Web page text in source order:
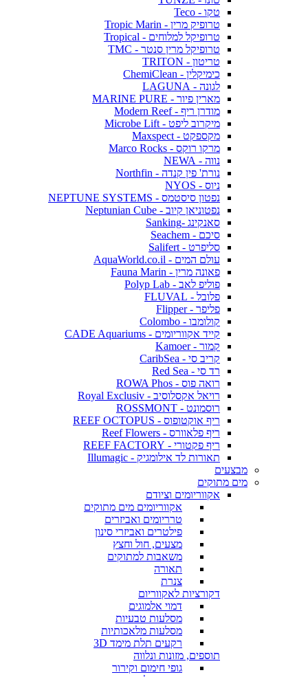
טקו - Teco
טרופיק מרין - Tropic Marin
טרופיקל למלוחים - Tropical
טרופיקל מרין סנטר - TMC
טריטון - TRITON
כימיקלין - ChemiClean
לגונה - LAGUNA
מארין פיור - MARINE PURE
מודרן ריף - Modern Reef
מיקרוב ליפט - Microbe Lift
מקספקט - Maxspect
מרקו רוקס - Marco Rocks
נווה - NEWA
נורת' פין קנדה - Northfin
ניוס - NYOS
נפטון סיסטמס - NEPTUNE SYSTEMS
נפטוניאן קיוב - Neptunian Cube
סאנקינג -Sanking
סיכם - Seachem
סליפרט - Salifert
עולם המים - AquaWorld.co.il
פאונה מרין - Fauna Marin
פוליפ לאב - Polyp Lab
פלובל - FLUVAL
פליפר - Flipper
קולומבו - Colombo
קייד אקווריומים - CADE Aquariums
קמור - Kamoer
קריב סי - CaribSea
רד סי - Red Sea
רואה פוס - ROWA Phos
רויאל אקסלוסיב - Royal Exclusiv
רוסמונט - ROSSMONT
ריף אוקטופוס - REEF OCTOPUS
ריף פלאוורס - Reef Flowers
ריף פקטורי - REEF FACTORY
תאורות לד אילומגיק - Illumagic
מבצעים
מים מתוקים
אקווריומים וציודם
אקווריומים מים מתוקים
טרריומים ואביזרים
פילטרים ואביזרי סינון
מצעים, חול וחצץ
משאבות למתוקים
תאורה
צנרת
דקורציות לאקווריום
דמוי אלמוגים
מסלעות טבעיות
מסלעות מלאכותיות
רקעים תלת מימד 3D
תוספים, מזונות ונלווה
גופי חימום וקירור